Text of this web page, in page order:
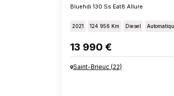
Bluehdi 130 Ss Eat8 Allure
2021 124 956 Km Diesel
13 990 €
Saint-Brieuc(22)